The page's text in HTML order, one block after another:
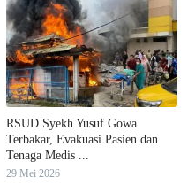
RSUD Syekh Yusuf Gowa
Terbakar, Evakuasi Pasien dan
Tenaga Medis ...
29 Mei 2026